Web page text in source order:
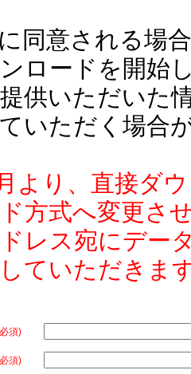
同意される場
ロードを開始
供いただいた
いただく場合
より、直接ダ
方式へ変更さ
レス宛にデー
ていただきま
須)
須)